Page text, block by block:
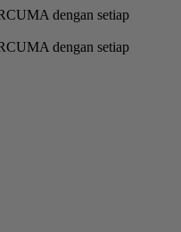
dengan setiap
dengan setiap